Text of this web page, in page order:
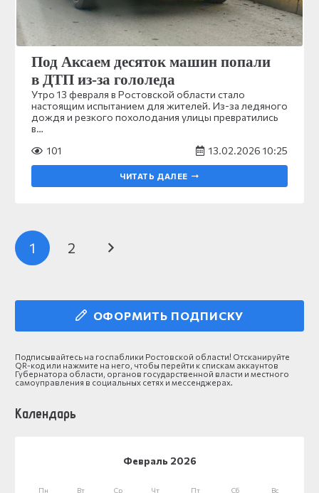
Под Аксаем десяток машин попали
в ДТП из-за гололеда
Утро 13 февраля в Ростовской области стало
настоящим испытанием для жителей. Из-за ледяного
дождя и резкого похолодания улицы превратились
в…
101
13.02.2026 10:25
ЧИТАТЬ ДАЛЕЕ
1 2
ОФОРМИТЬ ПОДПИСКУ
Подписывайтесь на госпаблики Ростовской области! Отсканируйте
QR-код или нажмите на него, чтобы перейти к спискам аккаунтов
Губернатора области, органов государственной власти и местного
самоуправления в социальных сетях и мессенджерах.
Календарь
Февраль 2026
Пн Вт Ср Чт Пт Сб Вс